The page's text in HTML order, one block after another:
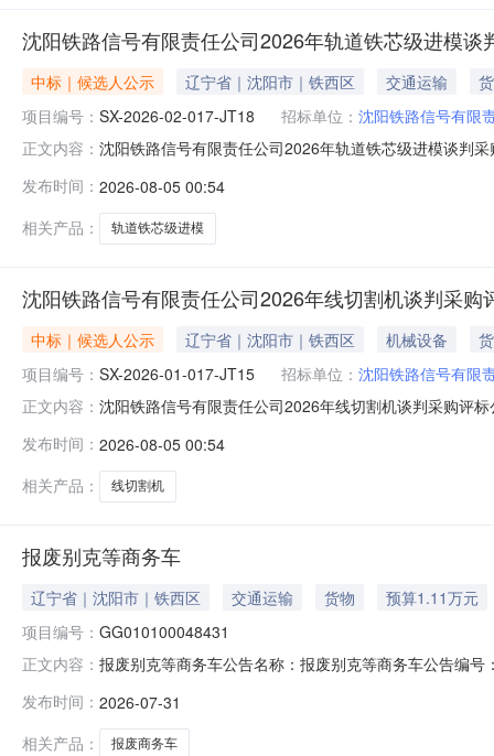
沈阳铁路信号有限责任公司2026年轨道铁芯级进模谈
中标｜候选人公示 辽宁省｜沈阳市｜铁西区 交通运输
项目编号： SX-2026-02-017-JT18 招标单位： 沈阳铁路信号有限
正文内容： 沈阳铁路信号有限责任公司2026年轨道铁芯级进模谈判
次01包轨道铁芯级进模沧州海容精密模具制造有限公司
名提出
发布时间： 2026-08-05 00:54
相关产品：
轨道铁芯级进模
沈阳铁路信号有限责任公司2026年线切割机谈判采购
中标｜候选人公示 辽宁省｜沈阳市｜铁西区 机械设备
项目编号： SX-2026-01-017-JT15 招标单位： 沈阳铁路信号有限
正文内容： 沈阳铁路信号有限责任公司2026年线切割机谈判采购评
机昆山瑞钧机械科技有限公司101包线切割机江苏冬庆数
体、明确
发布时间： 2026-08-05 00:54
相关产品：
线切割机
报废别克等商务车
辽宁省｜沈阳市｜铁西区 交通运输 货物
预算1.11万元
项目编号： GG010100048431
正文内容： 报废别克等商务车公告名称：报废别克等商务车公告编
有意向竞买者交纳竞价保证金报名参与竞价！基本信息
别克等商
发布时间： 2026-07-31
相关产品：
报废商务车